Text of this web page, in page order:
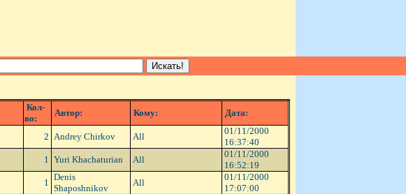
Кол-
во:
Автор: Кому: Дата:
2 Andrey Chirkov All
01/11/2000
16:37:40
1 Yuri Khachaturian All
01/11/2000
16:52:19
1
Denis
Shaposhnikov
All
01/11/2000
17:07:00